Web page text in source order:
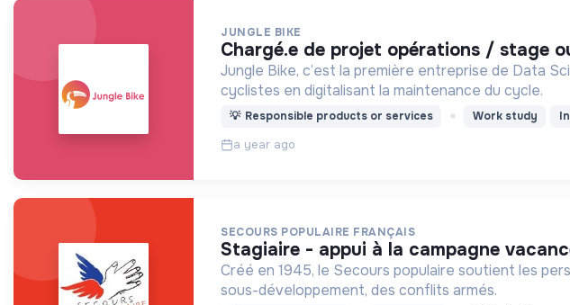
JUNGLE BIKE
chargé.e de projet opérations / stage
Jungle Bike, c’est la première entreprise de Data Science adaptée au secteur du
cyclistes en digitalisant la maintenance du cycle.
💡 Responsible products or services Work study
a year ago
SECOURS POPULAIRE FRANÇAIS
stagiaire - appui à la campagne
Créé en 1945, le Secours populaire soutient les
sous-développement, des conflits armés.